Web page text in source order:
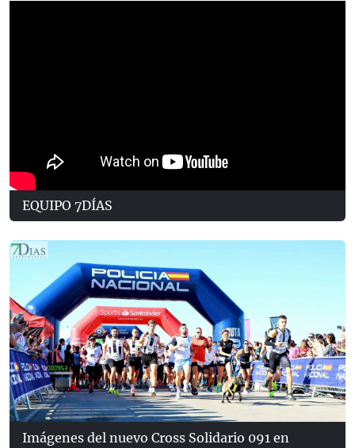
EQUIPO 7DÍAS
Imágenes del nuevo Cross Solidario 091 en